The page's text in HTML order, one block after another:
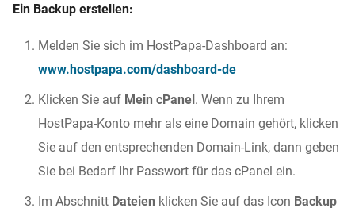
Ein Backup erstellen:
Melden Sie sich im HostPapa-Dashboard an:
www.hostpapa.com/dashboard-de
Klicken Sie auf Mein cPanel. Wenn zu Ihrem
HostPapa-Konto mehr als eine Domain gehört, klicken
Sie auf den entsprechenden Domain-Link, dann geben
Sie bei Bedarf Ihr Passwort für das cPanel ein.
Im Abschnitt Dateien klicken Sie auf das Icon Backup